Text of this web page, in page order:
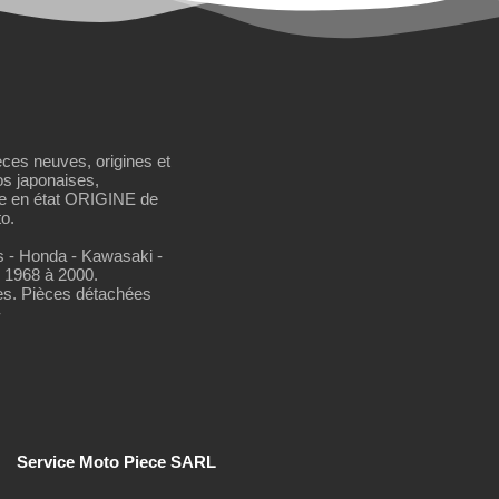
neuves, origines et
japonaises,
en état ORIGINE de
- Honda - Kawasaki -
à 2000.
Pièces détachées
Service Moto Piece SARL